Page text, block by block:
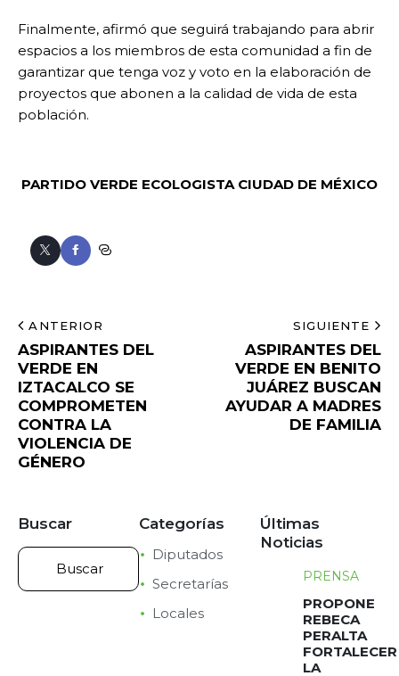
Finalmente, afirmó que seguirá trabajando para abrir
espacios a los miembros de esta comunidad a fin de
garantizar que tenga voz y voto en la elaboración de
proyectos que abonen a la calidad de vida de esta
población.
PARTIDO VERDE ECOLOGISTA CIUDAD DE MÉXICO
ANTERIOR
ASPIRANTES DEL
VERDE EN
IZTACALCO SE
COMPROMETEN
CONTRA LA
VIOLENCIA DE
GÉNERO
SIGUIENTE
ASPIRANTES DEL
VERDE EN BENITO
JUÁREZ BUSCAN
AYUDAR A MADRES
DE FAMILIA
Buscar Categorías
Diputados
Secretarías
Locales
Últimas
Noticias
PRENSA
PROPONE
REBECA
PERALTA
FORTALECER
LA